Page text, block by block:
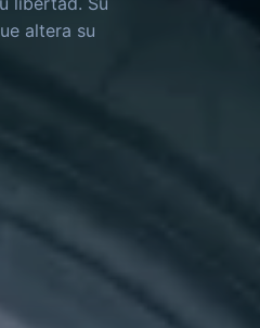
altera su